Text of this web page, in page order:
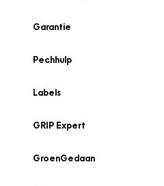
Garantie
Pechhulp
Labels
GRIP Expert
GroenGedaan